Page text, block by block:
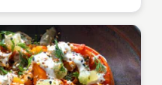
en famille ou entre amis.